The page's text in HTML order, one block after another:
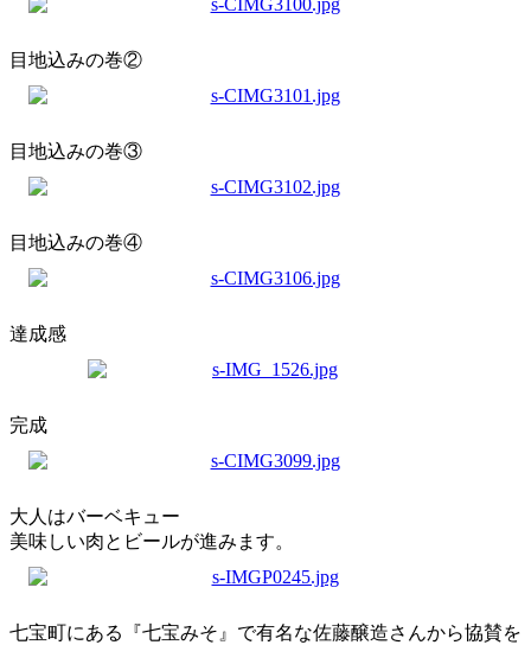
目地込みの巻②
目地込みの巻③
目地込みの巻④
達成感
完成
大人はバーベキュー
美味しい肉とビールが進みます。
七宝町にある『七宝みそ』で有名な佐藤醸造さんから協賛を